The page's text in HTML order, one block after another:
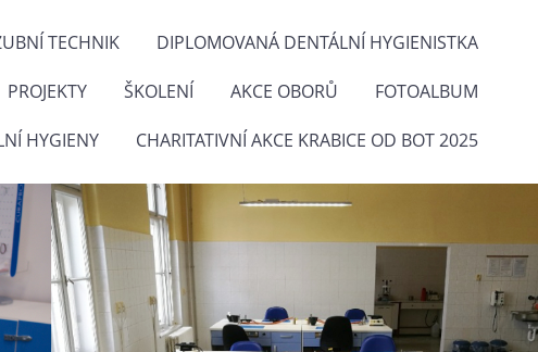
TECHNIK DIPLOMOVANÁ DENTÁLNÍ HYGIENISTKA
PROJEKTY ŠKOLENÍ AKCE OBORŮ FOTOALBUM
HYGIENY CHARITATIVNÍ AKCE KRABICE OD BOT 2025